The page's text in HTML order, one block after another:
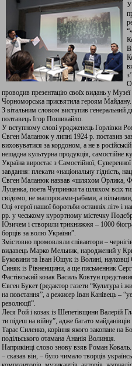
У
проводив презентацію своїх видань у
Чорноморська присвятила героям Майдану.
З вітальним словом виступив генеральний
полтавець Ігор Пошивайло.
У вступному слові уродженець Горлівки
Євген Маланюк у липні 1924 р. поставив
виховуватися за кордоном, а не в
нещадна культурна продукція, самостійне
Україна виростає з Самостійної,
завдання: плекати «національну гідність,
Євген Маланюк назвав «шляхом Орлика,
Луценка, поета Чупринки та шляхом всіх
свідомо, не малоросами-рабами, а
Оці «герої нашої боротьби останніх літ» і
рр. у чеському курортному містечку
Юзичем і створили трикнижжя – 1000
борців за волю України”.
Змістовно промовляли співавтори –
видавець Марко Мельник, народжений у
Буковини та Іван Ющук із Волині,
Синяк із Рівненщини, а ще письменник
Фастівський козак Василь Ковтун
Євген Букет (редактор газети “Культура і
на повстання”, а режисер Іван Канівець –
революції”.
Леся Рой і козак із Шепетівщини Валерій
ти підеш на війну”, адже багато
Тарас Силенко, коріння якого закопане на
подільського отамана Ананія Волинця.
Наприкінці слово знову взяв Роман Коваль.
– сказав він, – було чимало творців